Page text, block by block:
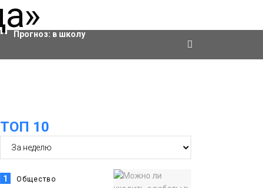
Актировки
Прогноз: в школу
ТОП 10
1 Общество